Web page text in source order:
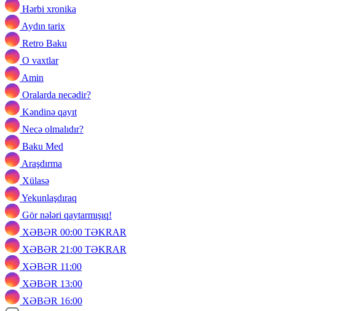
Hərbi xronika
Aydın tarix
Retro Baku
O vaxtlar
Amin
Oralarda necədir?
Kəndinə qayıt
Necə olmalıdır?
Baku Med
Araşdırma
Xülasə
Yekunlaşdıraq
Gör nələri qaytarmışıq!
XƏBƏR 00:00 TƏKRAR
XƏBƏR 21:00 TƏKRAR
XƏBƏR 11:00
XƏBƏR 13:00
XƏBƏR 16:00